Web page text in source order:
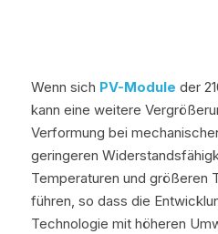
Wenn sich PV-Module der
kann eine weitere
Verformung bei
geringeren
Temperaturen und größeren
führen, so dass die
Technologie mit höheren